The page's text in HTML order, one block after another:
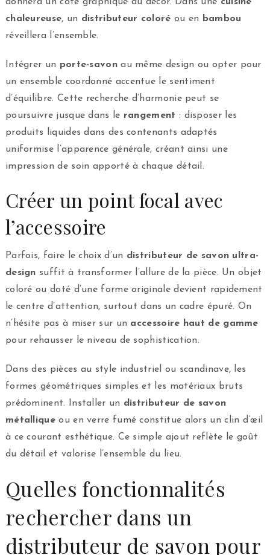
chaleureuse, un distributeur coloré ou en bambou
réveillera l’ensemble.
Intégrer un porte-savonau même design ou opter pour
un ensemble coordonné accentue le sentiment
d’équilibre. Cette recherche d’harmonie peut se
poursuivre jusque dans le rangement : disposer les
produits liquides dans des contenants adaptés
uniformise l’apparence générale, créant ainsi une
impression de soin apporté à chaque détail.
Créer un point focal avec
l’accessoire
Parfois, faire le choix d’un distributeur de savon ultra-
design suffit à transformer l’allure de la pièce. Un objet
coloré ou doté d’une forme originale devient rapidement
le centre d’attention, surtout dans un cadre épuré. On
n’hésite pas à miser sur un accessoire haut de gamme
pour rehausser le niveau de sophistication.
Dans des pièces au style industriel ou scandinave, les
formes géométriques simples et les matériaux bruts
prédominent. Installer un distributeur de savon
métallique ou en verre fumé constitue alors un clin d’œil
à ce courant esthétique. Ce simple ajout reflète le goût
du détail et valorise l’ensemble du lieu.
Quelles fonctionnalités
rechercher dans un
distributeur de savon pour